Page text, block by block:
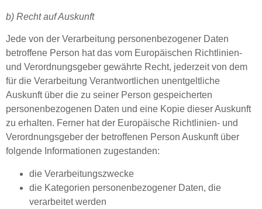
b) Recht auf Auskunft
Jede von der Verarbeitung personenbezogener Daten
betroffene Person hat das vom Europäischen Richtlinien-
und Verordnungsgeber gewährte Recht, jederzeit von dem
für die Verarbeitung Verantwortlichen unentgeltliche
Auskunft über die zu seiner Person gespeicherten
personenbezogenen Daten und eine Kopie dieser Auskunft
zu erhalten. Ferner hat der Europäische Richtlinien- und
Verordnungsgeber der betroffenen Person Auskunft über
folgende Informationen zugestanden:
die Verarbeitungszwecke
die Kategorien personenbezogener Daten, die
verarbeitet werden